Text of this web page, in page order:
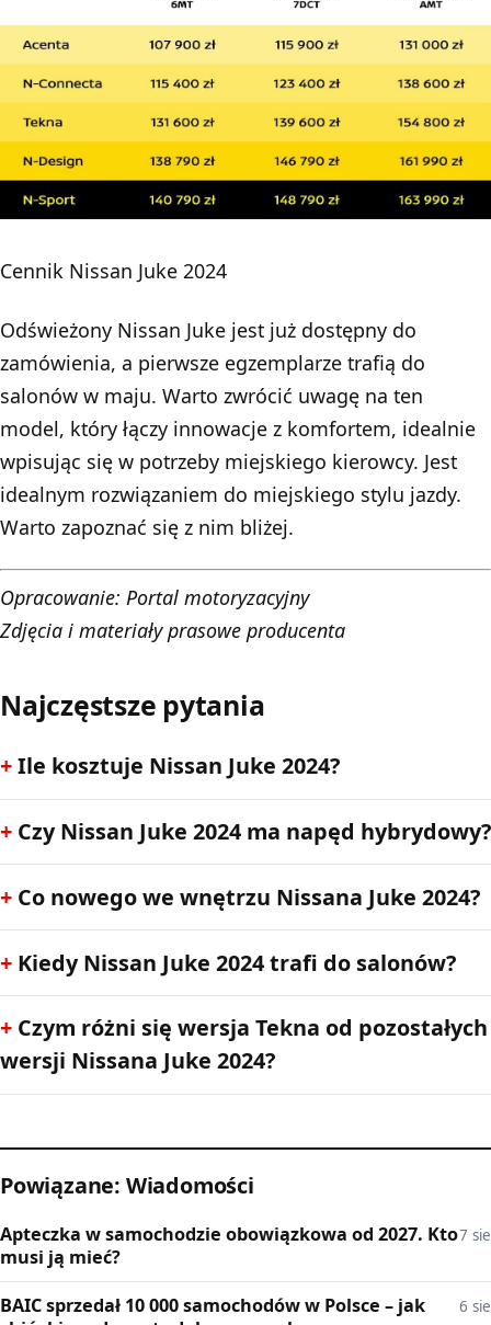
Cennik Nissan Juke 2024
Odświeżony Nissan Juke jest już dostępny do
zamówienia, a pierwsze egzemplarze trafią do
salonów w maju. Warto zwrócić uwagę na ten
model, który łączy innowacje z komfortem, idealnie
wpisując się w potrzeby miejskiego kierowcy. Jest
idealnym rozwiązaniem do miejskiego stylu jazdy.
Warto zapoznać się z nim bliżej.
Opracowanie: Portal motoryzacyjny
Zdjęcia i materiały prasowe producenta
Najczęstsze pytania
Ile kosztuje Nissan Juke 2024?
Czy Nissan Juke 2024 ma napęd hybrydowy?
Co nowego we wnętrzu Nissana Juke 2024?
Kiedy Nissan Juke 2024 trafi do salonów?
Czym różni się wersja Tekna od pozostałych
wersji Nissana Juke 2024?
Powiązane: Wiadomości
Apteczka w samochodzie obowiązkowa od 2027. Kto
musi ją mieć?
7 sie
BAIC sprzedał 10 000 samochodów w Polsce – jak
6 sie